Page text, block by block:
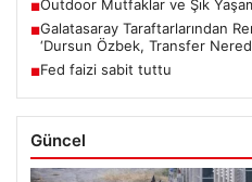
■Outdoor Mutfaklar ve Şık
■Galatasaray Taraftarlarından
‘Dursun Özbek, Transfer
■Fed faizi sabit tuttu
Güncel